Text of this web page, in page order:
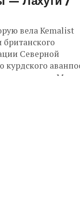
вела Kemalist
Северной